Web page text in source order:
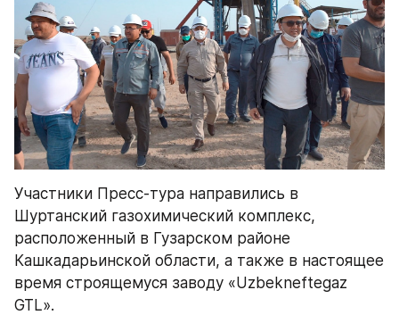
Участники Пресс-тура направились в
Шуртанский газохимический комплекс,
расположенный в Гузарском районе
Кашкадарьинской области, а также в настоящее
время строящемуся заводу «Uzbekneftegaz
GTL».